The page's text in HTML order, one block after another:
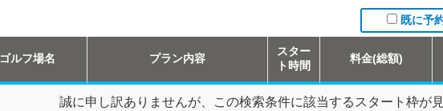
既に予
ゴルフ場名 プラン内容
スター
ト時間
料金(総額)
誠に申し訳ありませんが、この検索条件に該当するスタート枠が